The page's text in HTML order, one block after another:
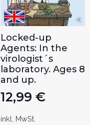
Locked-up
Agents: In the
virologist´s
laboratory. Ages 8
and up.
12,99 €
inkl. MwSt.